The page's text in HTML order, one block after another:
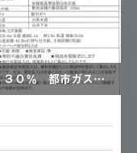
三郷市の一棟売りビル 想定利回り９．３０％ 都市ガス 角地